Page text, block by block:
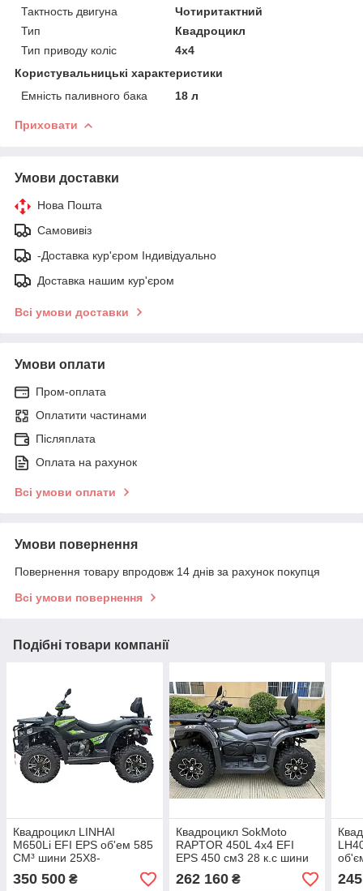
Тактность двигуна
Чотиритактний
Тип
Квадроцикл
Тип приводу коліс
4х4
Користувальницькі характеристики
Емність паливного бака
18 л
Приховати
Умови доставки
Нова Пошта
Самовивіз
-Доставка кур'єром Індивідуально
Доставка нашим кур'єром
Всі умови доставки
Умови оплати
Пром-оплата
Оплатити частинами
Післяплата
Оплата на рахунок
Всі умови оплати
Умови повернення
Повернення товару впродовж 14 днів за рахунок покупця
Всі умови повернення
Подібні товари компанії
Квадроцикл LINHAI
M650Li EFI EPS об'ем 585
СМ³ шини 25Х8-
12"/25Х10-12" 41 К.С. 4Х4
350 500 ₴
Квадроцикл SokMoto
RAPTOR 450L 4x4 EFI
EPS 450 см3 28 к.с шини
25х8-12"/25х10-12"
262 160₴
12"/